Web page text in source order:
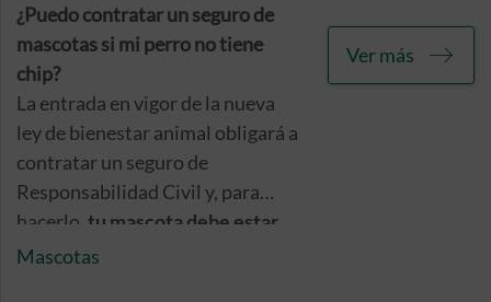
gracias a los importantes
descuentos que pone a tu
disposición
asegurando el bienestar de tu
mascota sin que se resienta tu
bolsillo, incluye las consultas,
revisiones y urgencias, sin coste y
de manera ilimitada.
¿Puedo contratar un seguro de
mascotas si mi perro no tiene
chip?
La entrada en vigor de la nueva
ley de bienestar animal obligará a
contratar un seguro de
Responsabilidad Civil y, para
hacerlo, tu mascota debe estar
debidamente identificada y
Mascotas
Ver más